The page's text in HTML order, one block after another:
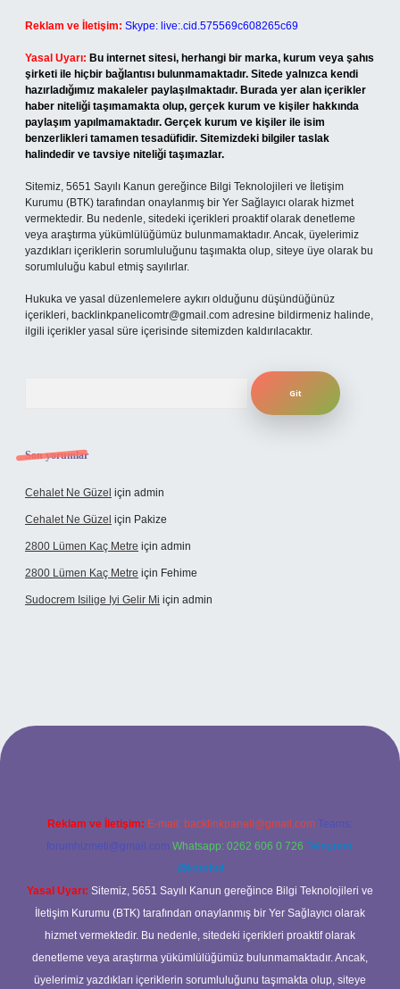
Reklam ve İletişim: Skype: live:.cid.575569c608265c69
Yasal Uyarı: Bu internet sitesi, herhangi bir marka, kurum veya şahıs
şirketi ile hiçbir bağlantısı bulunmamaktadır. Sitede yalnızca kendi
hazırladığımız makaleler paylaşılmaktadır. Burada yer alan içerikler
haber niteliği taşımamakta olup, gerçek kurum ve kişiler hakkında
paylaşım yapılmamaktadır. Gerçek kurum ve kişiler ile isim
benzerlikleri tamamen tesadüfidir. Sitemizdeki bilgiler taslak
halindedir ve tavsiye niteliği taşımazlar.
Sitemiz, 5651 Sayılı Kanun gereğince Bilgi Teknolojileri ve İletişim
Kurumu (BTK) tarafından onaylanmış bir Yer Sağlayıcı olarak hizmet
vermektedir. Bu nedenle, sitedeki içerikleri proaktif olarak denetleme
veya araştırma yükümlülüğümüz bulunmamaktadır. Ancak, üyelerimiz
yazdıkları içeriklerin sorumluluğunu taşımakta olup, siteye üye olarak bu
sorumluluğu kabul etmiş sayılırlar.
Hukuka ve yasal düzenlemelere aykırı olduğunu düşündüğünüz
içerikleri, backlinkpanelicomtr@gmail.com adresine bildirmeniz halinde,
ilgili içerikler yasal süre içerisinde sitemizden kaldırılacaktır.
Son yorumlar
Cehalet Ne Güzel için admin
Cehalet Ne Güzel için Pakize
2800 Lümen Kaç Metre için admin
2800 Lümen Kaç Metre için Fehime
Sudocrem Isilige Iyi Gelir Mi için admin
opera bet giriş
Reklam ve İletişim: E-mail: backlinkpaneli@gmail.com Teams:
forumhizmeti@gmail.com Whatsapp: 0262 606 0 726 Telegram:
@karabul
Yasal Uyarı: Sitemiz, 5651 Sayılı Kanun gereğince Bilgi Teknolojileri ve
İletişim Kurumu (BTK) tarafından onaylanmış bir Yer Sağlayıcı olarak
hizmet vermektedir. Bu nedenle, sitedeki içerikleri proaktif olarak
denetleme veya araştırma yükümlülüğümüz bulunmamaktadır. Ancak,
üyelerimiz yazdıkları içeriklerin sorumluluğunu taşımakta olup, siteye